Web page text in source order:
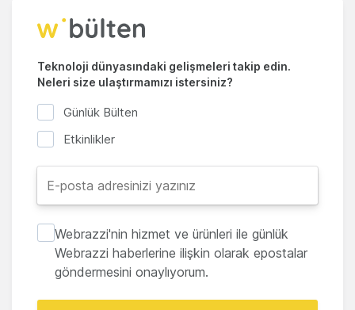
Teknoloji dünyasındaki gelişmeleri takip edin.
Neleri size ulaştırmamızı istersiniz?
Günlük Bülten
Etkinlikler
Webrazzi'nin hizmet ve ürünleri ile günlük
Webrazzi haberlerine ilişkin olarak epostalar
göndermesini onaylıyorum.